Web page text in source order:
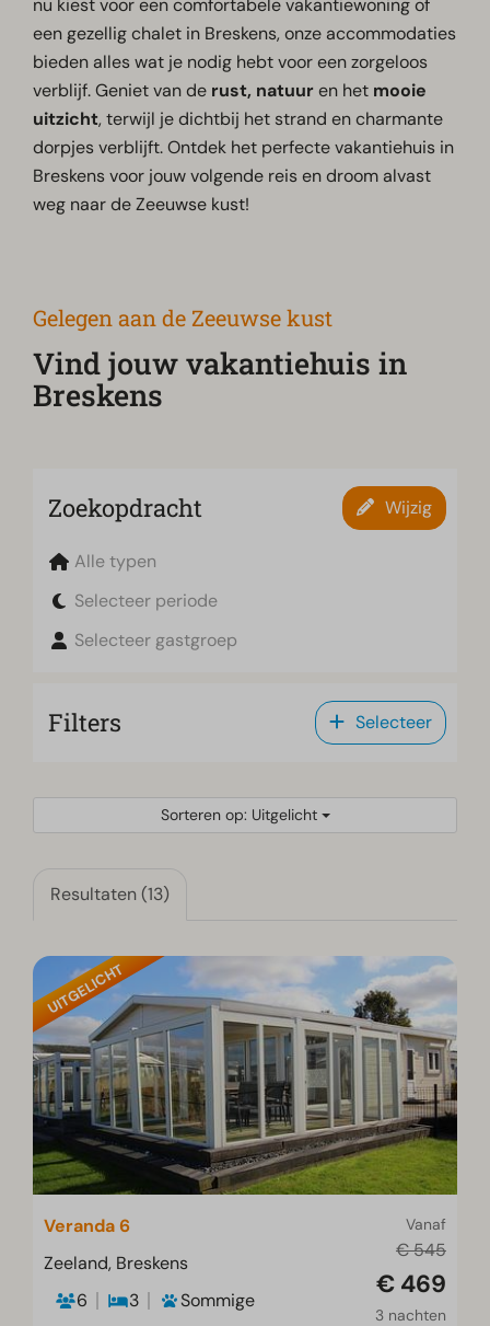
nu kiest voor een comfortabele vakantiewoning of
een gezellig chalet in Breskens, onze accommodaties
bieden alles wat je nodig hebt voor een zorgeloos
verblijf. Geniet van de rust, natuuren het mooie
uitzicht, terwijl je dichtbij het strand en charmante
dorpjes verblijft. Ontdek het perfecte vakantiehuis in
Breskens voor jouw volgende reis en droom alvast
weg naar de Zeeuwse kust!
Gelegen aan de Zeeuwse kust
Vind jouw vakantiehuis in
Breskens
Zoekopdracht Wijzig
Alle typen
Selecteer periode
Selecteer gastgroep
Filters Selecteer
Sorteren op: Uitgelicht
Resultaten (13)
UITGELICHT
Vanaf
€ 545
€ 469
3 nachten
Veranda 6
Zeeland, Breskens
6
3
Sommige